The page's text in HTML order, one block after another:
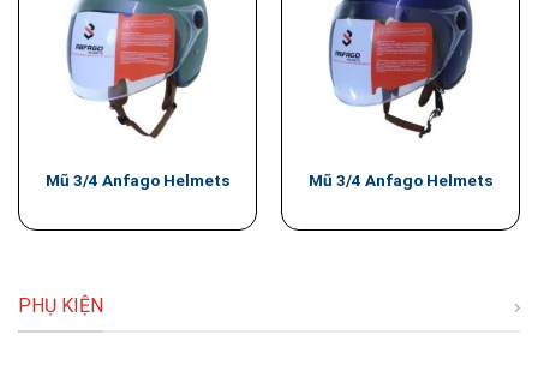
Mũ 3/4 Anfago Helmets Mũ 3/4 Anfago Helmets
PHỤ KIỆN